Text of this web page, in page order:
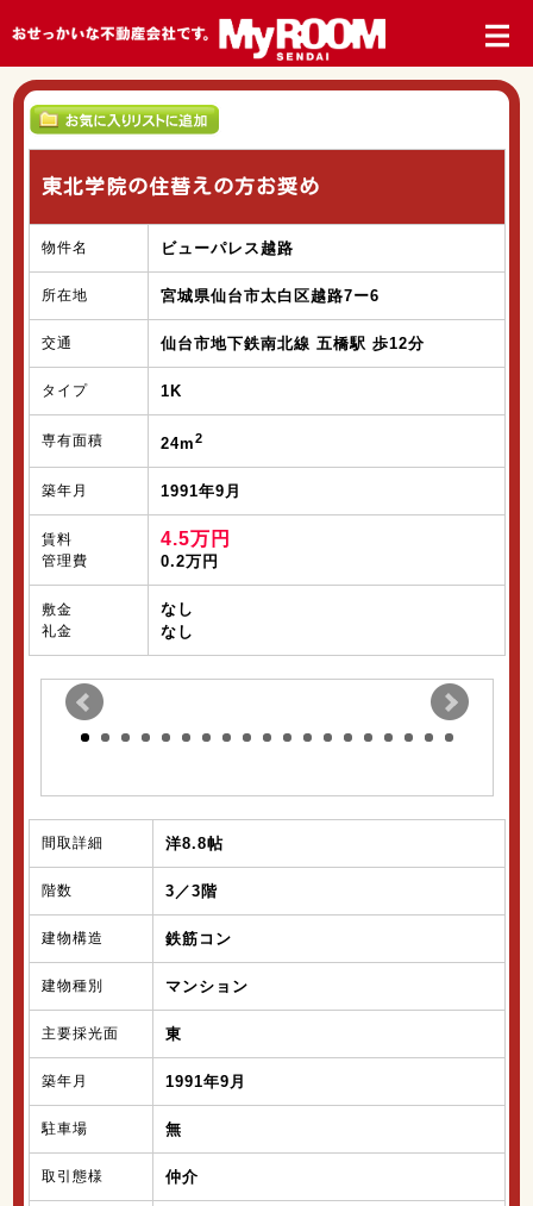
東北学院の住替えの方お奨め
物件名 ビューパレス越路
所在地 宮城県仙台市太白区越路7ー6
交通 仙台市地下鉄南北線 五橋駅 歩12分
タイプ 1K
専有面積 24m2
築年月 1991年9月
賃料
管理費
4.5万円
0.2万円
敷金
礼金
なし
なし
間取詳細 洋8.8帖
階数 3／3階
建物構造 鉄筋コン
建物種別 マンション
主要採光面 東
築年月 1991年9月
駐車場 無
取引態様 仲介